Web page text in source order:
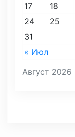
Август 2026
« Июл
17
18
24
25
31